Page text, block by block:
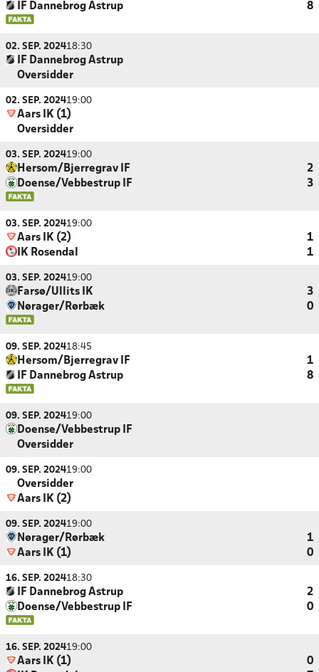
IF Dannebrog Astrup
8
02. SEP. 202418:30
IF Dannebrog Astrup
Oversidder
02. SEP. 202419:00
Aars IK (1)
Oversidder
03. SEP. 202419:00
Hersom/Bjerregrav IF
2
Doense/Vebbestrup IF
3
03. SEP. 202419:00
Aars IK (2)
1
IK Rosendal
1
03. SEP. 202419:00
Farsø/Ullits IK
3
Nørager/Rørbæk
0
09. SEP. 202418:45
Hersom/Bjerregrav IF
1
IF Dannebrog Astrup
8
09. SEP. 202419:00
Doense/Vebbestrup IF
Oversidder
09. SEP. 202419:00
Oversidder
Aars IK (2)
09. SEP. 202419:00
Nørager/Rørbæk
1
Aars IK (1)
0
16. SEP. 202418:30
IF Dannebrog Astrup
2
Doense/Vebbestrup IF
0
16. SEP. 202419:00
Aars IK (1)
0